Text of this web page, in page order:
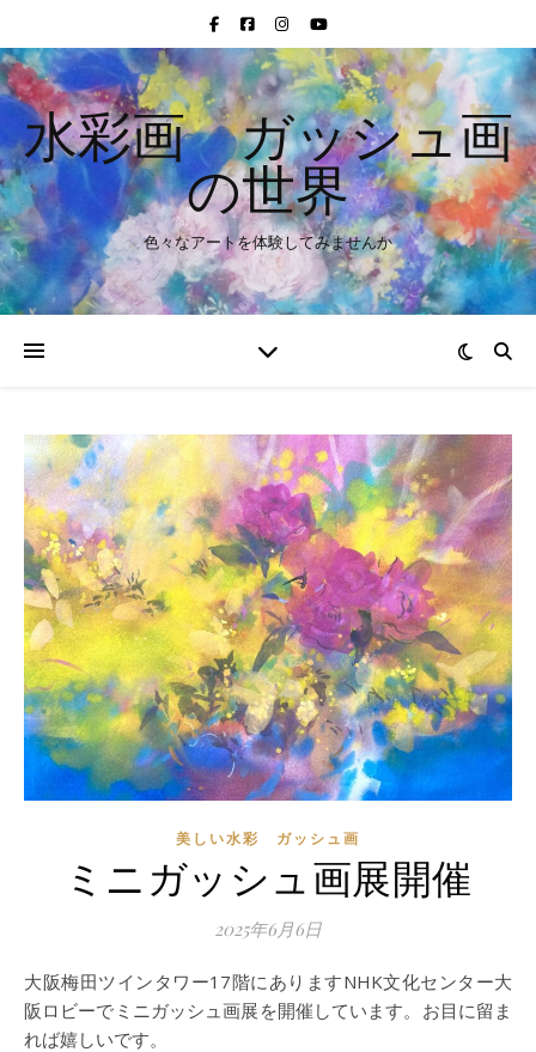
水彩画 ガッシュ画
の世界
色々なアートを体験してみませんか
美しい水彩 ガッシュ画
ミニガッシュ画展開催
2025年6月6日
大阪梅田ツインタワー17階にありますNHK文化センター大
阪ロビーでミニガッシュ画展を開催しています。お目に留ま
れば嬉しいです。